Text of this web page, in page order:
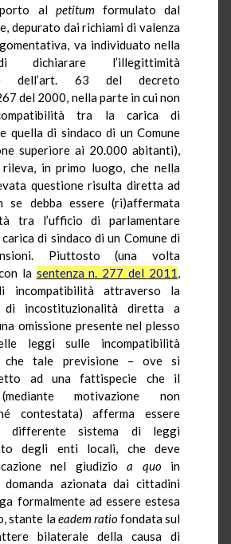
al petitum formulato dal
depurato dai richiami di valenza
va individuato nella
dichiarare l’illegittimità
dell’art. 63 del decreto
del 2000, nella parte in cui non
tra la carica di
quella di sindaco di un Comune
superiore ai 20.000 abitanti),
in primo luogo, che nella
questione risulta diretta ad
se debba essere (ri)affermata
tra l’ufficio di parlamentare
di sindaco di un Comune di
Piuttosto (una volta
la sentenza n. 277 del 2011,
incompatibilità attraverso la
di incostituzionalità diretta a
omissione presente nel plesso
leggi sulle incompatibilità
che tale previsione – ove si
ad una fattispecie che il
motivazione non
contestata) afferma essere
differente sistema di leggi
degli enti locali, che deve
nel giudizio a quo in
azionata dai cittadini
formalmente ad essere estesa
stante laeadem ratiofondata sul
bilaterale della causa di